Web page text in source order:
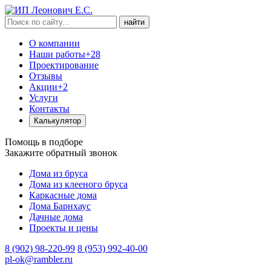
найти
О компании
Наши работы+28
Проектирование
Отзывы
Акции+2
Услуги
Контакты
Калькулятор
Помощь в подборе
Закажите обратный звонок
Дома из бруса
Дома из клееного бруса
Каркасные дома
Дома Барнхаус
Дачные дома
Проекты и цены
8 (902) 98-220-99 8 (953) 992-40-00
pl-ok@rambler.ru